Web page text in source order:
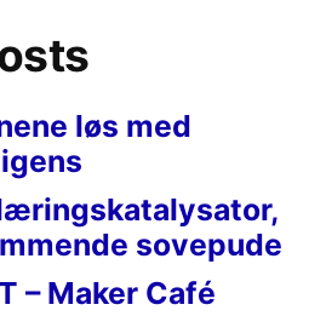
løs med
sovepude
– Maker Café